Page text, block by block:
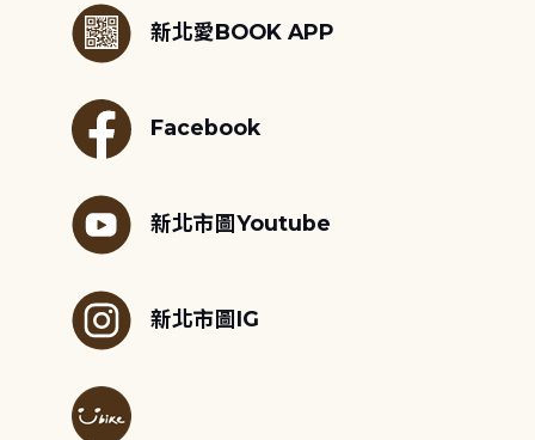
新北愛BOOK APP
Facebook
新北市圖Youtube
新北市圖IG